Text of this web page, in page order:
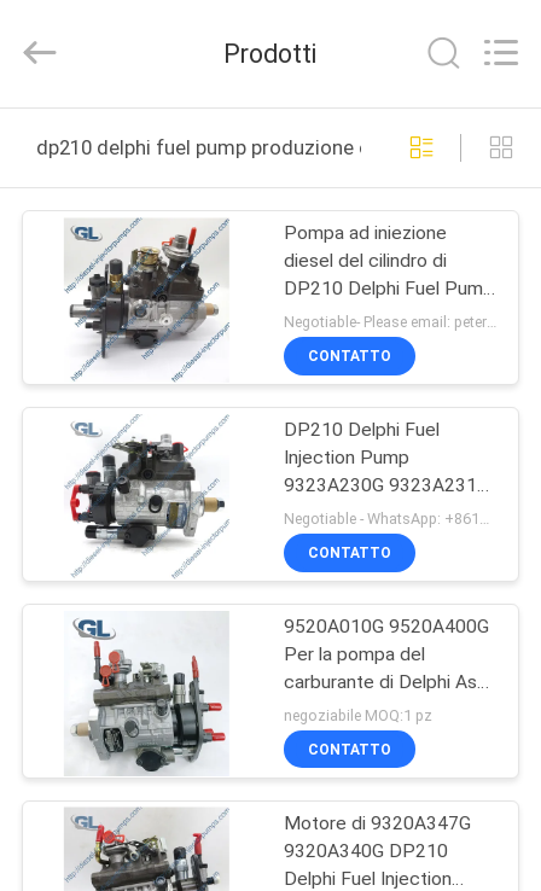
PRODOTTI
VIDEO
DI
VISITA
ALLA
FABBRICA
CONTROLLO
DELLA
QUALITÀ
CHIEDI
Parts
All
Reserved.
Prodotti
dp210 delphi fuel pump produzione online
Pompa ad iniezione
diesel del cilindro di
DP210 Delphi Fuel Pump
4 9520A433G 2644C318
per PERKINS
Negotiable- Please email: peteryang@gl-chic.com MOQ:1PC
CONTATTO
DP210 Delphi Fuel
Injection Pump
9323A230G 9323A231G
9323A232G 9323A239G
per DEUTZ TD2009L04
04115713 04118329
CONTATTO
9520A010G 9520A400G
Per la pompa del
carburante di Delphi Assy
PERKINS 1104D-44TA
2644C328
negoziabile MOQ:1 pz
CONTATTO
Motore di 9320A347G
9320A340G DP210
Delphi Fuel Injection